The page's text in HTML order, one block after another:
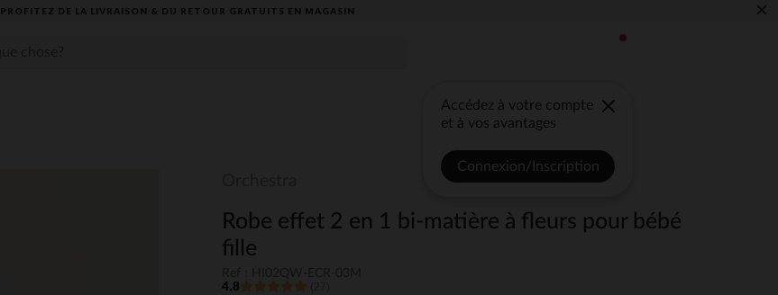
PROFITEZ DE LA LIVRAISON & DU RETOUR GRATUITS EN MAGASIN​ ×
Accédez à votre compte
et à vos avantages
Connexion/Inscription
Robe effet 2 en 1 bi-matière à fleurs pour bébé
fille
4.8